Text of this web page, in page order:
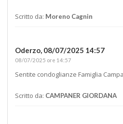
Scritto da: Moreno Cagnin
Oderzo, 08/07/2025 14:57
08/07/2025 ore 14:57
Sentite condoglianze Famiglia
Scritto da: CAMPANER GIORDANA